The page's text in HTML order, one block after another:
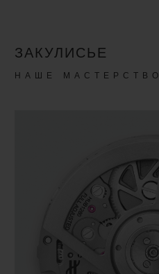
ЗАКУЛИСЬЕ
НАШЕ МАСТЕРСТВО